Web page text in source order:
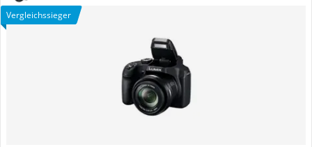
Vergleichssieger